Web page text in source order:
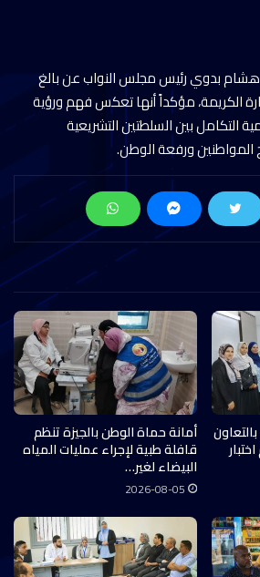
هشام بدوي رئيس مجلس النواب عن بالغ
الكريمة، مؤكداً أنها تعكس فهم ورؤية
التكامل بين السلطتين التشريعية
المواطنين ورفعة الوطن.
أمانة حماة الوطن بالجيزة تنظم
قافلة طبية لإجراء عمليات المياه
البيضاء لغير…
2026-08-05